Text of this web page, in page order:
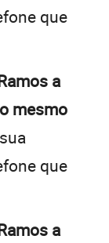
que
a
mesmo
que
a